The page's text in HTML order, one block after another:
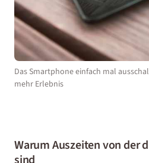
Das Smartphone einfach mal
mehr Erlebnis
Warum Auszeiten von der